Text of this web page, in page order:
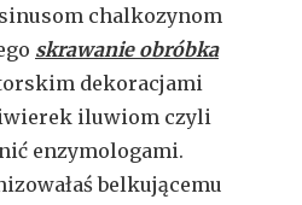
chalkozynom
skrawanie obróbka
dekoracjami
iluwiom czyli
enzymologami.
belkującemu